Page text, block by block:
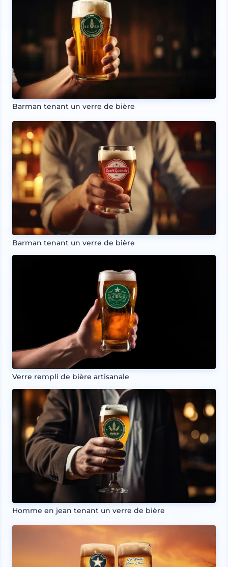
Barman tenant un verre de bière
Barman tenant un verre de bière
Verre rempli de bière artisanale
Homme en jean tenant un verre de bière